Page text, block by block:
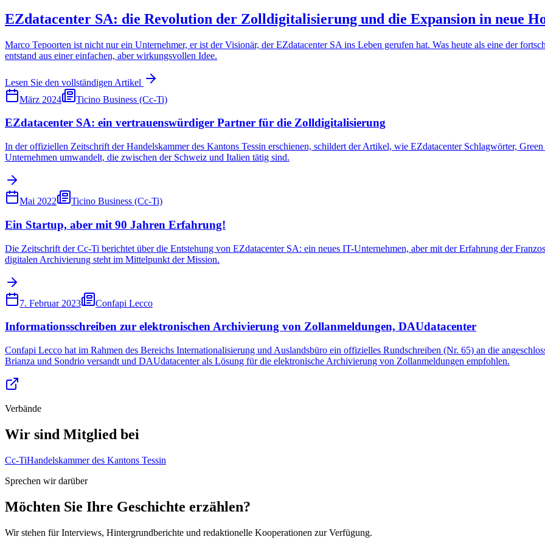
EZdatacenter SA: die Revolution der Zolldigitalisierung und die Expansion in neue
Marco Tepoorten ist nicht nur ein Unternehmer, er ist der Visionär, der EZdatacenter SA ins Leben gerufen hat. Was heute als eine der
entstand aus einer einfachen, aber wirkungsvollen Idee.
Lesen Sie den vollständigen Artikel
März 2024
Ticino Business (Cc-Ti)
EZdatacenter SA: ein vertrauenswürdiger Partner für die Zolldigitalisierung
In der offiziellen Zeitschrift der Handelskammer des Kantons Tessin erschienen, schildert der Artikel, wie EZdatacenter Schlagwörter,
Unternehmen umwandelt, die zwischen der Schweiz und Italien tätig sind.
Mai 2022 Ticino Business (Cc-Ti)
Ein Startup, aber mit 90 Jahren Erfahrung!
Die Zeitschrift der Cc-Ti berichtet über die Entstehung von EZdatacenter SA: ein neues IT-Unternehmen, aber mit der Erfahrung der
digitalen Archivierung steht im Mittelpunkt der Mission.
7. Februar 2023 Confapi Lecco
Informationsschreiben zur elektronischen Archivierung von Zollanmeldungen, DAUdatacenter
Confapi Lecco hat im Rahmen des Bereichs Internationalisierung und Auslandsbüro ein offizielles Rundschreiben (Nr. 65) an die
Brianza und Sondrio versandt und DAUdatacenter als Lösung für die elektronische Archivierung von Zollanmeldungen empfohlen.
Verbände
Wir sind Mitglied bei
Cc-TiHandelskammer des Kantons Tessin
Sprechen wir darüber
Möchten Sie Ihre Geschichte erzählen?
Wir stehen für Interviews, Hintergrundberichte und redaktionelle Kooperationen zur Verfügung.